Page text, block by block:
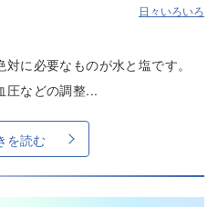
日々いろいろ
に必要なものが水と塩です。
圧などの調整...
を読む